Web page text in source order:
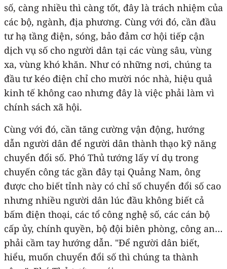
số, càng nhiều thì càng tốt, đây là trách nhiệm của
các bộ, ngành, địa phương. Cùng với đó, cần đầu
tư hạ tầng điện, sóng, bảo đảm cơ hội tiếp cận
dịch vụ số cho người dân tại các vùng sâu, vùng
xa, vùng khó khăn. Như có những nơi, chúng ta
đầu tư kéo điện chỉ cho mười nóc nhà, hiệu quả
kinh tế không cao nhưng đây là việc phải làm vì
chính sách xã hội.
Cùng với đó, cần tăng cường vận động, hướng
dẫn người dân để người dân thành thạo kỹ năng
chuyển đổi số. Phó Thủ tướng lấy ví dụ trong
chuyến công tác gần đây tại Quảng Nam, ông
được cho biết tỉnh này có chỉ số chuyển đổi số cao
nhưng nhiều người dân lúc đầu không biết cả
bấm điện thoại, các tổ công nghệ số, các cán bộ
cấp ủy, chính quyền, bộ đội biên phòng, công an…
phải cầm tay hướng dẫn. "Để người dân biết,
hiểu, muốn chuyển đổi số thì chúng ta thành